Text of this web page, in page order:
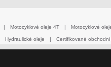
| Motocyklové oleje 4T | Motocyklové
Hydraulické oleje | Certifikované